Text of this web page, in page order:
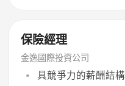
保險經理
金逸國際投資公司
具競爭力的薪酬結構